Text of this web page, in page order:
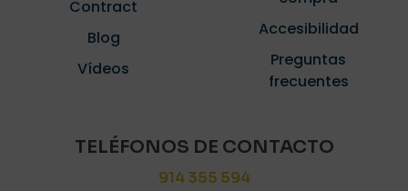
Contract
Blog
Vídeos
Accesibilidad
Preguntas
frecuentes
TELÉFONOS DE CONTACTO
914 355 594